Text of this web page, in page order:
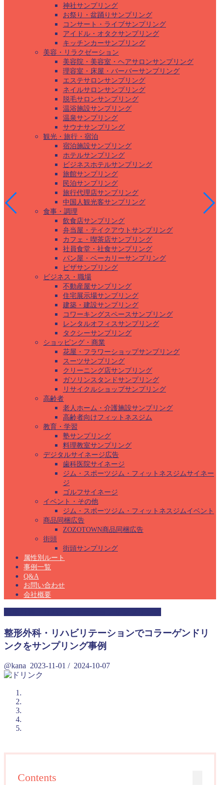
神社サンプリング
お祭り・盆踊りサンプリング
コンサート・ライブサンプリング
アイドル・オタクサンプリング
キッチンカーサンプリング
美容・リラクゼーション
美容院・美容室・ヘアサロンサンプリング
理容室・床屋・バーバーサンプリング
エステサロンサンプリング
ネイルサロンサンプリング
脱毛サロンサンプリング
温浴施設サンプリング
温泉サンプリング
サウナサンプリング
観光・旅行・宿泊
宿泊施設サンプリング
ホテルサンプリング
ビジネスホテルサンプリング
旅館サンプリング
民泊サンプリング
旅行代理店サンプリング
中国人観光客サンプリング
食事・調理
飲食店サンプリング
弁当屋・テイクアウトサンプリング
カフェ・喫茶店サンプリング
社員食堂・社食サンプリング
パン屋・ベーカリーサンプリング
ピザサンプリング
ビジネス・職場
不動産屋サンプリング
住宅展示場サンプリング
建築・建設サンプリング
コワーキングスペースサンプリング
レンタルオフィスサンプリング
タクシーサンプリング
ショッピング・商業
花屋・フラワーショップサンプリング
スーツサンプリング
クリーニング店サンプリング
ガソリンスタンドサンプリング
リサイクルショップサンプリング
高齢者
老人ホーム・介護施設サンプリング
高齢者向けフィットネスジム
教育・学習
塾サンプリング
料理教室サンプリング
デジタルサイネージ広告
歯科医院サイネージ
ジム・スポーツジム・フィットネスジムサイネー
ジ
ゴルフサイネージ
イベント・その他
ジム・スポーツジム・フィットネスジムイベント
商品同梱広告
ZOZOTOWN商品同梱広告
街頭
街頭サンプリング
属性別ルート
事例一覧
Q&A
お問い合わせ
会社概要
整形外科・リハビリテーションでコラーゲンドリ
ンクをサンプリング事例
@kana 2023-11-01 / 2024-10-07
Contents